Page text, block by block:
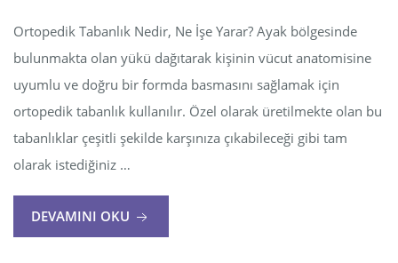
Ortopedik Tabanlık Nedir, Ne İşe Yarar? Ayak bölgesinde
bulunmakta olan yükü dağıtarak kişinin vücut anatomisine
uyumlu ve doğru bir formda basmasını sağlamak için
ortopedik tabanlık kullanılır. Özel olarak üretilmekte olan bu
tabanlıklar çeşitli şekilde karşınıza çıkabileceği gibi tam
olarak istediğiniz …
DEVAMINI OKU